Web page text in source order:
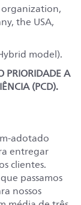
the USA,
model).
PRIORIDADE A
(PCD).
adotado
entregar
clientes.
passamos
nossos